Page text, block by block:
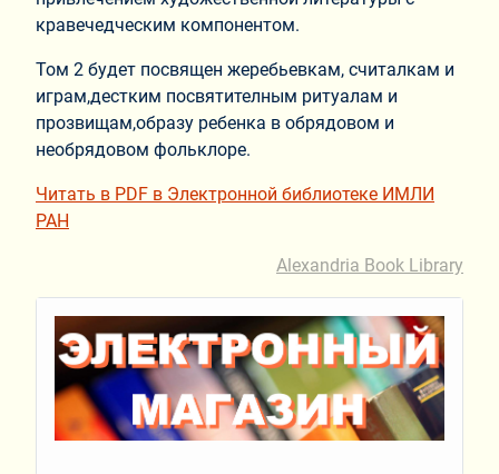
кравечедческим компонентом.
Том 2 будет посвящен жеребьевкам, считалкам и
играм,дестким посвятителным ритуалам и
прозвищам,образу ребенка в обрядовом и
необрядовом фольклоре.
Читать в PDF в Электронной библиотеке ИМЛИ
РАН
Alexandria Book Library